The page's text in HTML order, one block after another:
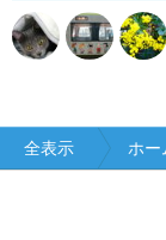
全表示 ホー